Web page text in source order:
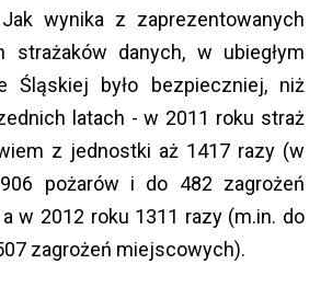
wynika z zaprezentowanych
strażaków danych, w ubiegłym
Śląskiej było bezpieczniej, niż
latach - w 2011 roku straż
z jednostki aż 1417 razy (w
pożarów i do 482 zagrożeń
w 2012 roku 1311 razy (m.in. do
zagrożeń miejscowych).